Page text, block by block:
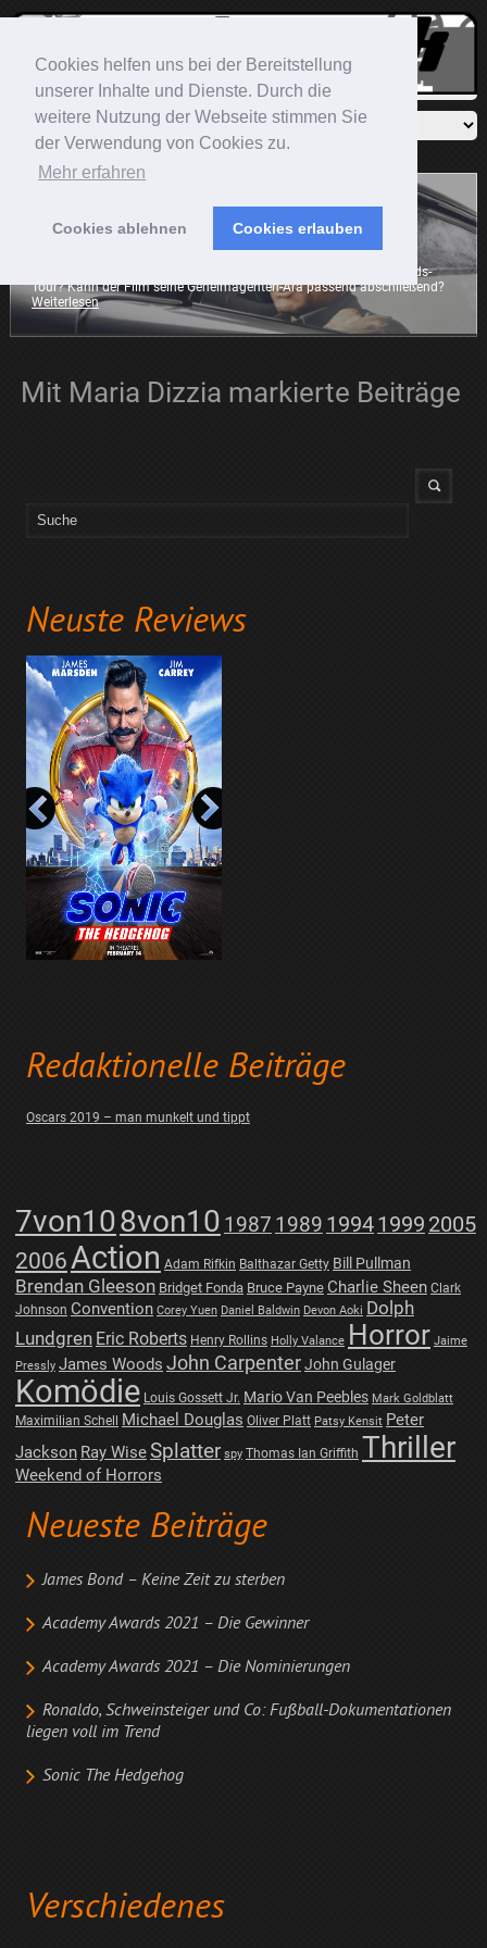
Cookies helfen uns bei der Bereitstellung
unserer Inhalte und Dienste. Durch die
weitere Nutzung der Webseite stimmen Sie
der Verwendung von Cookies zu.
Mehr erfahren
Cookies ablehnen Cookies erlauben
James Bond - Keine Zeit zu sterben
Bond ist zurück. Wie schlägt sich Craig auf seiner großen Abschieds-
Tour? Kann der Film seine Geheimagenten-Ära passend abschließend?
Weiterlesen
Neuste Reviews
Redaktionelle Beiträge
Oscars 2019 – man munkelt und tippt
7von108von10 1987 1989 19941999 2005
2006Action Adam Rifkin Balthazar Getty Bill Pullman
Brendan Gleeson Bridget Fonda Bruce Payne Charlie Sheen Clark
Johnson Convention Corey Yuen Daniel Baldwin Devon Aoki Dolph
Lundgren Eric Roberts Henry Rollins Holly Valance Horror Jaime
Pressly James Woods John CarpenterJohn Gulager
Komödie Louis Gossett Jr. Mario Van Peebles Mark Goldblatt
Maximilian Schell Michael Douglas Oliver Platt Patsy Kensit Peter
Jackson Ray WiseSplatter spy Thomas Ian Griffith Thriller
Weekend of Horrors
Neueste Beiträge
James Bond – Keine Zeit zu sterben
Academy Awards 2021 – Die Gewinner
Academy Awards 2021 – Die Nominierungen
Ronaldo, Schweinsteiger und Co: Fußball-Dokumentationen
liegen voll im Trend
Sonic The Hedgehog
Verschiedenes
Mit Maria Dizzia markierte Beiträge